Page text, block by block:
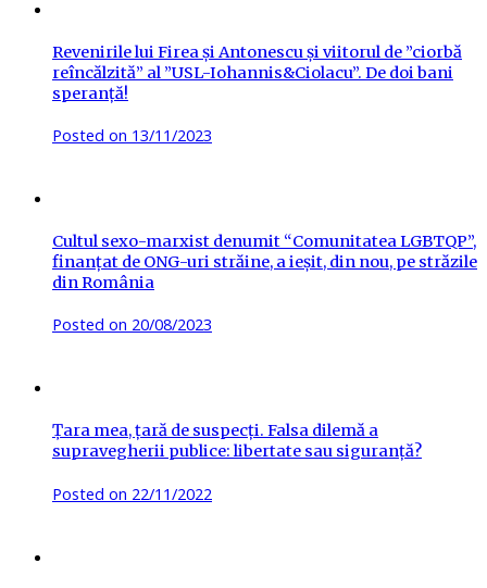
Revenirile lui Firea și Antonescu și viitorul de ”ciorbă
reîncălzită” al ”USL-Iohannis&Ciolacu”. De doi bani
speranță!
Posted on 13/11/2023
Cultul sexo-marxist denumit “Comunitatea LGBTQP”,
finanțat de ONG-uri străine, a ieșit, din nou, pe străzile
din România
Posted on 20/08/2023
Țara mea, țară de suspecți. Falsa dilemă a
supravegherii publice: libertate sau siguranță?
Posted on 22/11/2022